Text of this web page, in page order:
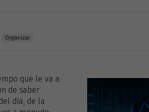
Organizar
que le va a
de saber
día, de la